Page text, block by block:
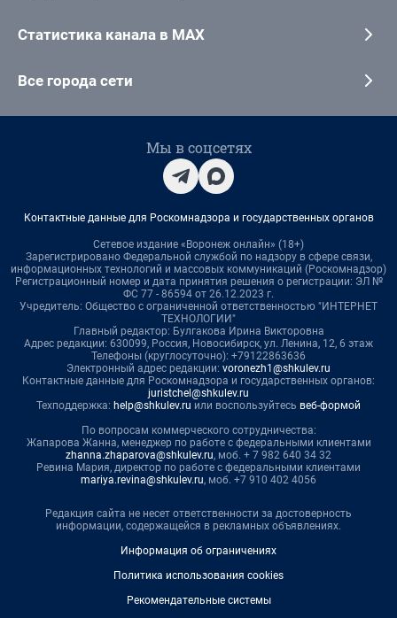
Статистика канала в MAX
Все города сети
Мы в соцсетях
Контактные данные для Роскомнадзора и государственных органов
Сетевое издание «Воронеж онлайн» (18+)
Зарегистрировано Федеральной службой по надзору в сфере связи,
информационных технологий и массовых коммуникаций (Роскомнадзор)
Регистрационный номер и дата принятия решения о регистрации: ЭЛ №
ФС 77 - 86594 от 26.12.2023 г.
Учредитель: Общество с ограниченной ответственностью "ИНТЕРНЕТ
ТЕХНОЛОГИИ"
Главный редактор: Булгакова Ирина Викторовна
Адрес редакции: 630099, Россия, Новосибирск, ул. Ленина, 12, 6 этаж
Телефоны (круглосуточно): +79122863636
Электронный адрес редакции: voronezh1@shkulev.ru
Контактные данные для Роскомнадзора и государственных органов:
juristchel@shkulev.ru
Техподдержка: help@shkulev.ru или воспользуйтесь веб-формой
По вопросам коммерческого сотрудничества:
Жапарова Жанна, менеджер по работе с федеральными клиентами
zhanna.zhaparova@shkulev.ru, моб. + 7 982 640 34 32
Ревина Мария, директор по работе с федеральными клиентами
mariya.revina@shkulev.ru, моб. +7 910 402 4056
Редакция сайта не несет ответственности за достоверность
информации, содержащейся в рекламных объявлениях.
Информация об ограничениях
Политика использования cookies
Рекомендательные системы